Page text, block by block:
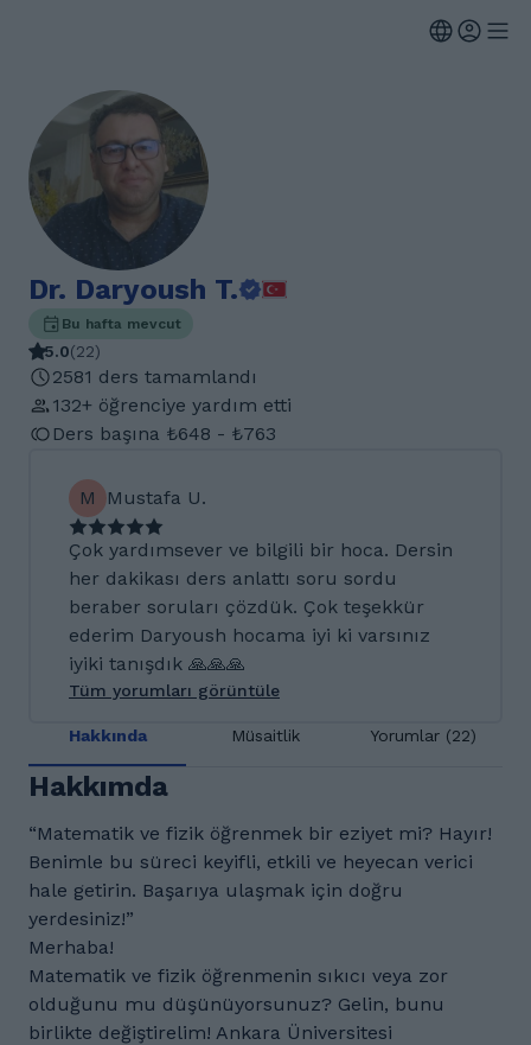
Dr. Daryoush T.
Bu hafta mevcut
5.0(22)
2581 ders tamamlandı
132+ öğrenciye yardım etti
Ders başına ₺648 - ₺763
M Mustafa U.
Çok yardımsever ve bilgili bir hoca. Dersin
her dakikası ders anlattı soru sordu
beraber soruları çözdük. Çok teşekkür
ederim Daryoush hocama iyi ki varsınız
iyiki tanışdık 🙏🙏🙏
Tüm yorumları görüntüle
Hakkında Müsaitlik Yorumlar (22)
Hakkımda
“Matematik ve fizik öğrenmek bir eziyet mi? Hayır!
Benimle bu süreci keyifli, etkili ve heyecan verici
hale getirin. Başarıya ulaşmak için doğru
yerdesiniz!”
Merhaba!
Matematik ve fizik öğrenmenin sıkıcı veya zor
olduğunu mu düşünüyorsunuz? Gelin, bunu
birlikte değiştirelim! Ankara Üniversitesi